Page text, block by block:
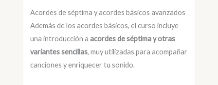
Acordes de séptima y acordes básicos avanzados
Además de los acordes básicos, el curso incluye
una introducción aacordes de séptima y otras
variantes sencillas, muy utilizadas para acompañar
canciones y enriquecer tu sonido.